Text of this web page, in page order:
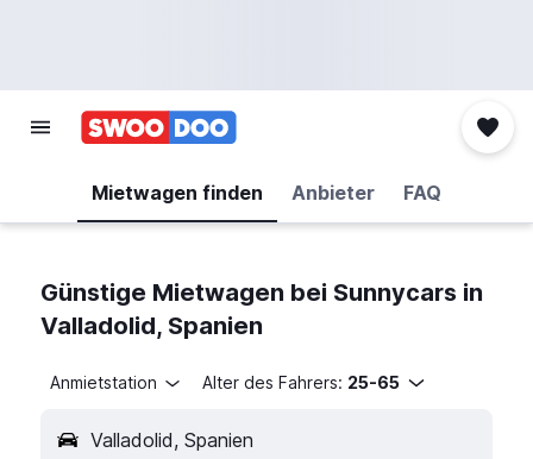
Mietwagen finden Anbieter FAQ
Günstige Mietwagen bei Sunnycars in
Valladolid, Spanien
Anmietstation Alter des Fahrers: 25-65
Valladolid, Spanien